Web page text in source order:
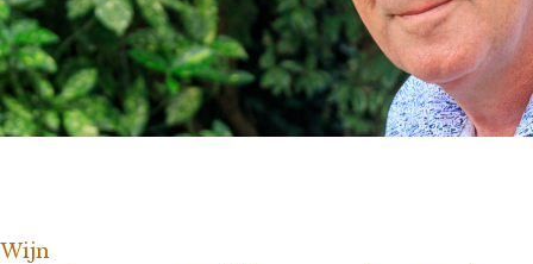
Wijn